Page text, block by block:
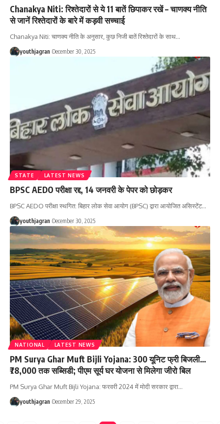
Chanakya Niti: रिश्तेदारों से ये 11 बातें छिपाकर रखें – चाणक्य नीति
से जानें रिश्तेदारों के बारे में कड़वी सच्चाई
Chanakya Niti: चाणक्य नीति के अनुसार, कुछ निजी बातें रिश्तेदारों के साथ…
youthjagran December 30, 2025
STATE LATEST NEWS
BPSC AEDO परीक्षा रद्द, 14 जनवरी के पेपर को छोड़कर
BPSC AEDO परीक्षा स्थगित: बिहार लोक सेवा आयोग (BPSC) द्वारा आयोजित असिस्टेंट…
youthjagran December 30, 2025
NATIONAL LATEST NEWS
PM Surya Ghar Muft Bijli Yojana: 300 यूनिट फ्री बिजली…
₹78,000 तक सब्सिडी; पीएम सूर्य घर योजना से मिलेगा जीरो बिल
PM Surya Ghar Muft Bijli Yojana: फरवरी 2024 में मोदी सरकार द्वारा…
youthjagran December 29, 2025